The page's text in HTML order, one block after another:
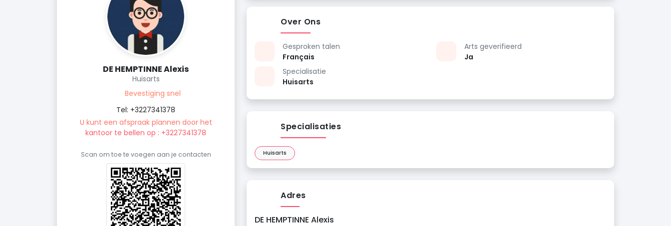
DE HEMPTINNE Alexis
Huisarts
Bevestiging snel
Tel: +3227341378
U kunt een afspraak plannen door het
kantoor te bellen op : +3227341378
Scan om toe te voegen aan je contacten
Over Ons
Gesproken talen
Français
Specialisatie
Huisarts
Arts geverifieerd
Ja
Specialisaties
Huisarts
Adres
DE HEMPTINNE Alexis